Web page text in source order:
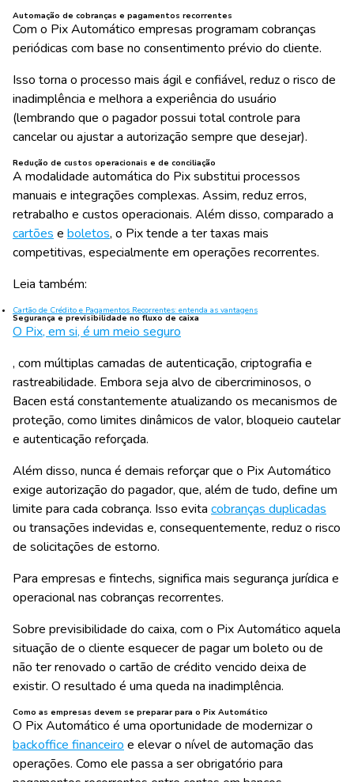
Automação de cobranças e pagamentos recorrentes
Com o Pix Automático empresas programam cobranças
periódicas com base no consentimento prévio do cliente.
Isso torna o processo mais ágil e confiável, reduz o risco de
inadimplência e melhora a experiência do usuário
(lembrando que o pagador possui total controle para
cancelar ou ajustar a autorização sempre que desejar).
Redução de custos operacionais e de conciliação
A modalidade automática do Pix substitui processos
manuais e integrações complexas. Assim, reduz erros,
retrabalho e custos operacionais. Além disso, comparado a
cartõese boletos, o Pix tende a ter taxas mais
competitivas, especialmente em operações recorrentes.
Leia também:
Cartão de Crédito e Pagamentos Recorrentes: entenda as vantagens
Segurança e previsibilidade no fluxo de caixa
O Pix, em si, é um meio seguro
, com múltiplas camadas de autenticação, criptografia e
rastreabilidade. Embora seja alvo de cibercriminosos, o
Bacen está constantemente atualizando os mecanismos de
proteção, como limites dinâmicos de valor, bloqueio cautelar
e autenticação reforçada.
Além disso, nunca é demais reforçar que o Pix Automático
exige autorização do pagador, que, além de tudo, define um
limite para cada cobrança. Isso evita cobranças duplicadas
ou transações indevidas e, consequentemente, reduz o risco
de solicitações de estorno.
Para empresas e fintechs, significa mais segurança jurídica e
operacional nas cobranças recorrentes.
Sobre previsibilidade do caixa, com o Pix Automático aquela
situação de o cliente esquecer de pagar um boleto ou de
não ter renovado o cartão de crédito vencido deixa de
existir. O resultado é uma queda na inadimplência.
Como as empresas devem se preparar para o Pix Automático
O Pix Automático é uma oportunidade de modernizar o
backoffice financeiroe elevar o nível de automação das
operações. Como ele passa a ser obrigatório para